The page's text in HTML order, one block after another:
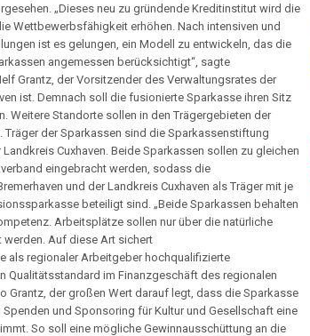
„Dieses neu zu gründende Kreditinstitut wird die
Wettbewerbsfähigkeit erhöhen. Nach intensiven und
ist es gelungen, ein Modell zu entwickeln, das die
angemessen berücksichtigt“, sagte
Grantz, der Vorsitzender des Verwaltungsrates der
ist. Demnach soll die fusionierte Sparkasse ihren Sitz
Weitere Standorte sollen in den Trägergebieten der
Träger der Sparkassen sind die Sparkassenstiftung
Landkreis Cuxhaven. Beide Sparkassen sollen zu gleichen
eingebracht werden, sodass die
und der Landkreis Cuxhaven als Träger mit je
beteiligt sind. „Beide Sparkassen behalten
Arbeitsplätze sollen nur über die natürliche
Auf diese Art sichert
als regionaler Arbeitgeber hochqualifizierte
Qualitätsstandard im Finanzgeschäft des regionalen
Grantz, der großen Wert darauf legt, dass die Sparkasse
und Sponsoring für Kultur und Gesellschaft eine
So soll eine mögliche Gewinnausschüttung an die